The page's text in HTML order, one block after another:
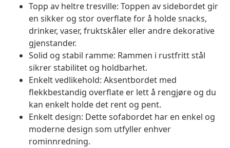
Topp av heltre tresville: Toppen av sidebordet gir
en sikker og stor overflate for å holde snacks,
drinker, vaser, fruktskåler eller andre dekorative
gjenstander.
Solid og stabil ramme: Rammen i rustfritt stål
sikrer stabilitet og holdbarhet.
Enkelt vedlikehold: Aksentbordet med
flekkbestandig overflate er lett å rengjøre og du
kan enkelt holde det rent og pent.
Enkelt design: Dette sofabordet har en enkel og
moderne design som utfyller enhver
rominnredning.